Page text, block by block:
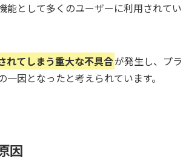
能として多くのユーザーに利用されてい
れてしまう重大な不具合が発生し、プラ
因となったと考えられています。
因